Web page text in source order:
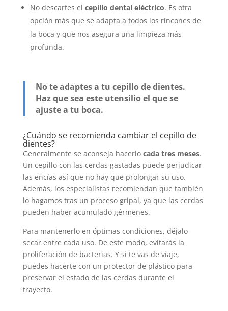
No descartes el cepillo dental eléctrico. Es otra
opción más que se adapta a todos los rincones de
la boca y que nos asegura una limpieza más
profunda.
No te adaptes a tu cepillo de dientes.
Haz que sea este utensilio el que se
ajuste a tu boca.
¿Cuándo se recomienda cambiar el cepillo de
dientes?
Generalmente se aconseja hacerlo cada tres meses.
Un cepillo con las cerdas gastadas puede perjudicar
las encías así que no hay que prolongar su uso.
Además, los especialistas recomiendan que también
lo hagamos tras un proceso gripal, ya que las cerdas
pueden haber acumulado gérmenes.
Para mantenerlo en óptimas condiciones, déjalo
secar entre cada uso. De este modo, evitarás la
proliferación de bacterias. Y si te vas de viaje,
puedes hacerte con un protector de plástico para
preservar el estado de las cerdas durante el
trayecto.